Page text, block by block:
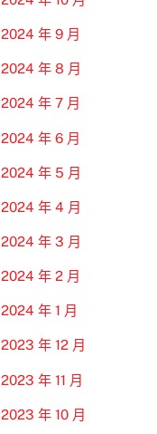
2024 年 9 月
2024 年 8 月
2024 年 7 月
2024 年 6 月
2024 年 5 月
2024 年 4 月
2024 年 3 月
2024 年 2 月
2024 年 1 月
2023 年 12 月
2023 年 11 月
2023 年 10 月